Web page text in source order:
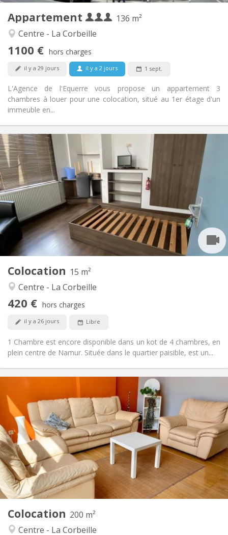
Appartement
136 m²
Centre - La Corbeille
1100 € hors charges
il y a 29 jours il y a 2 jours 1 sept.
L'Agence de l'Equerre vous propose un appartement 3
chambres à louer pour une colocation, situé au 1er étage d'un
immeuble en...
Studieuse, chaleureuse, calme
Non
Colocation 15 m²
Centre - La Corbeille
420 € hors charges
il y a 26 jours Libre
1 Chambre est encore disponible dans un kot de 4 chambres, en
plein centre de Namur. Située dans le quartier paisible, est un...
Infos Pratiques
Loyer:
Charges:
Durée:
Domiciliation:
Aménagement
Salle de bain:
Commune
Cuisine:
Commune
Superficie:
15 m
2
Pièces privées:
4
Chaleureuse, studieuse, calme
Colocation 200 m²
Centre - La Corbeille
Infos Pratiques
Loyer:
450 €
Charges:
120 €
Durée:
12 mois
Domiciliation:
Acceptée
Aménagement
Salle de bain:
Commune
Cuisine:
Commune
Superficie:
200 m
Pièces privées:
1
Calme, communautaire, chaleureuse,